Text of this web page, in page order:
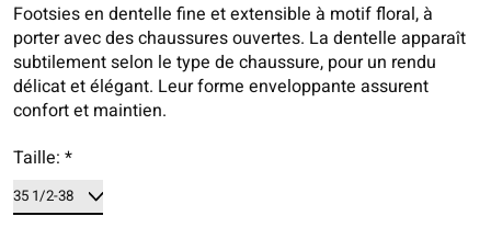
Footsies en dentelle fine et extensible à motif floral, à
porter avec des chaussures ouvertes. La dentelle apparaît
subtilement selon le type de chaussure, pour un rendu
délicat et élégant. Leur forme enveloppante assurent
confort et maintien.
Taille: *